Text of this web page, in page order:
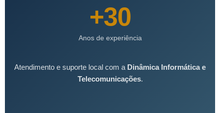
+30
Anos de experiência
Atendimento e suporte local com a Dinâmica Informática e
Telecomunicações.